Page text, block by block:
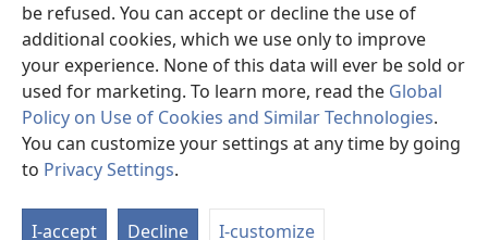
be refused. You can accept or decline the use of
additional cookies, which we use only to improve
your experience. None of this data will ever be sold or
used for marketing. To learn more, read the Global
Policy on Use of Cookies and Similar Technologies.
You can customize your settings at any time by going
to Privacy Settings.
I-accept Decline I-customize
Watchtower Library
Copyright© 2026 Watch Tower Bible and Tract Society of Pennsylvania.
MGA KASUGTANAN SA PAGGAMIT